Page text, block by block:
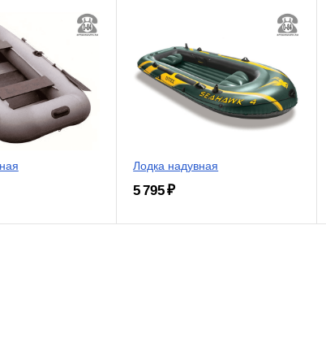
Лодка надувная
5 795 ₽